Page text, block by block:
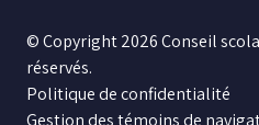
© Copyright 2026 Conseil
réservés.
Politique de confidentialité
Gestion des témoins de